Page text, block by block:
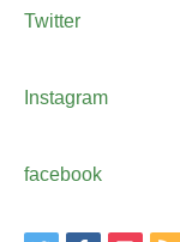
Twitter
Instagram
facebook